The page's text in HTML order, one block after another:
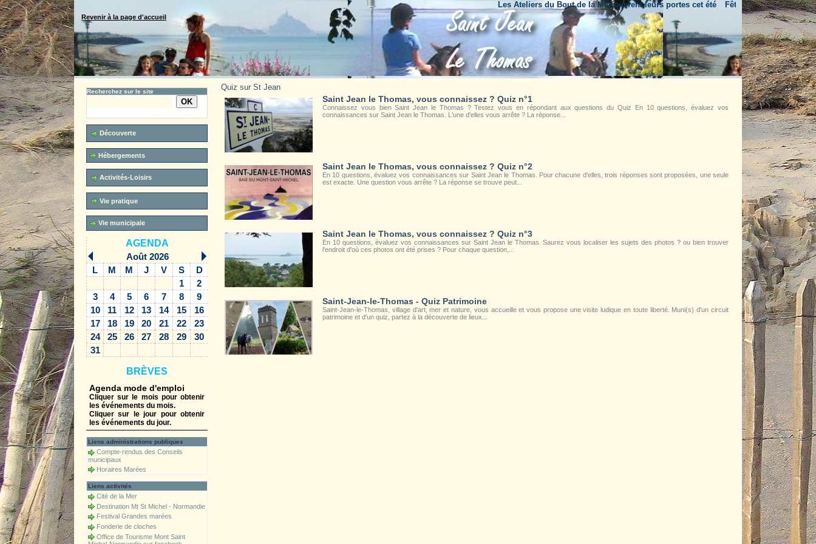
Les Ateliers du Bout de la Mer ouvrent leurs portes cet été Fête nationale & feu d'artifice
Revenir à la page d'accueil
Recherchez sur le site
Recherche avancée
Découverte
Hébergements
Activités-Loisirs
Vie pratique
Vie municipale
AGENDA
Août 2026
L
M M J V S
D
1
2
3
4 5 6 7 8
9
10
11 12 13 14 15
16
17
18 19 20 21 22
23
24
25 26 27 28 29
30
31
BRÈVES
Agenda mode d'emploi
Cliquer sur le mois pour obtenir
les événements du mois.
Cliquer sur le jour pour obtenir
les événements du jour.
Liens administrations publiques
Compte-rendus des Conseils
municipaux
Horaires Marées
Liens activités
Cité de la Mer
Destination Mt St Michel - Normandie
Festival Grandes marées
Fonderie de cloches
Office de Tourisme Mont Saint
Quiz sur St Jean
Saint Jean le Thomas, vous connaissez ? Quiz n°1
Connaissez vous bien Saint Jean le Thomas ? Testez vous en répondant aux questions du Quiz En 10 questions, évaluez vos
connaissances sur Saint Jean le Thomas. L'une d'elles vous arrête ? La réponse...
Saint Jean le Thomas, vous connaissez ? Quiz n°2
En 10 questions, évaluez vos connaissances sur Saint Jean le Thomas. Pour chacune d'elles, trois réponses sont proposées, une seule
est exacte. Une question vous arrête ? La réponse se trouve peut...
Saint Jean le Thomas, vous connaissez ? Quiz n°3
En 10 questions, évaluez vos connaissances sur Saint Jean le Thomas. Saurez vous localiser les sujets des photos ? ou bien trouver
l'endroit d'où ces photos ont été prises ? Pour chaque question,...
Saint-Jean-le-Thomas - Quiz Patrimoine
Saint-Jean-le-Thomas, village d'art, mer et nature, vous accueille et vous propose une visite ludique en toute liberté. Muni(s) d'un circuit
patrimoine et d'un quiz, partez à la découverte de lieux...